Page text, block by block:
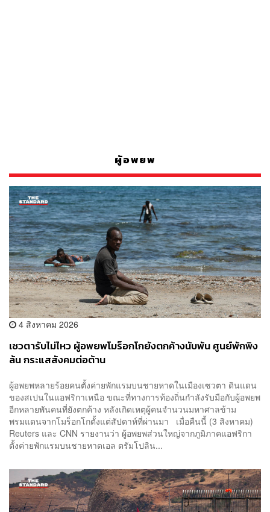
ผู้อพยพ
4 สิงหาคม 2026
เซวตารับไม่ไหว ผู้อพยพโมร็อกโกยังตกค้างนับพัน ศูนย์พักพิง
ล้น กระแสสังคมต่อต้าน
ผู้อพยพหลายร้อยคนตั้งค่ายพักแรมบนชายหาดในเมืองเซวตา ดินแดน
ของสเปนในแอฟริกาเหนือ ขณะที่ทางการท้องถิ่นกำลังรับมือกับผู้อพยพ
อีกหลายพันคนที่ยังตกค้าง หลังเกิดเหตุผู้คนจำนวนมหาศาลข้าม
พรมแดนจากโมร็อกโกตั้งแต่สัปดาห์ที่ผ่านมา เมื่อคืนนี้ (3 สิงหาคม)
Reuters และ CNN รายงานว่า ผู้อพยพส่วนใหญ่จากภูมิภาคแอฟริกา
ตั้งค่ายพักแรมบนชายหาดเอล ตรัมโปลิน...